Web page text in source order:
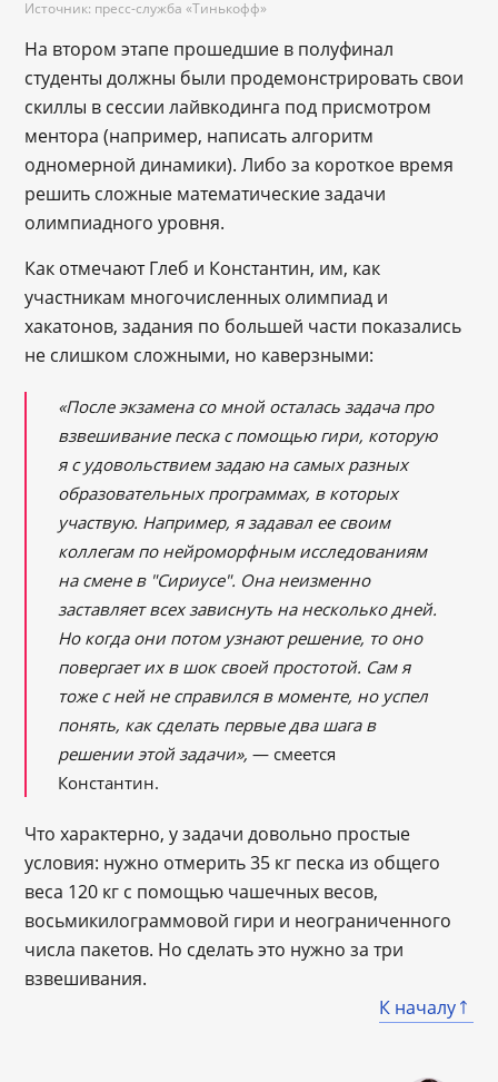
Источник: пресс-служба «Тинькофф»
На втором этапе прошедшие в полуфинал
студенты должны были продемонстрировать свои
скиллы в сессии лайвкодинга под присмотром
ментора (например, написать алгоритм
одномерной динамики). Либо за короткое время
решить сложные математические задачи
олимпиадного уровня.
Как отмечают Глеб и Константин, им, как
участникам многочисленных олимпиад и
хакатонов, задания по большей части показались
не слишком сложными, но каверзными:
«После экзамена со мной осталась задача про
взвешивание песка с помощью гири, которую
я с удовольствием задаю на самых разных
образовательных программах, в которых
участвую. Например, я задавал ее своим
коллегам по нейроморфным исследованиям
на смене в "Сириусе". Она неизменно
заставляет всех зависнуть на несколько дней.
Но когда они потом узнают решение, то оно
повергает их в шок своей простотой. Сам я
тоже с ней не справился в моменте, но успел
понять, как сделать первые два шага в
решении этой задачи»,― смеется
Константин.
Что характерно, у задачи довольно простые
условия: нужно отмерить 35 кг песка из общего
веса 120 кг с помощью чашечных весов,
восьмикилограммовой гири и неограниченного
числа пакетов. Но сделать это нужно за три
взвешивания.
К началу